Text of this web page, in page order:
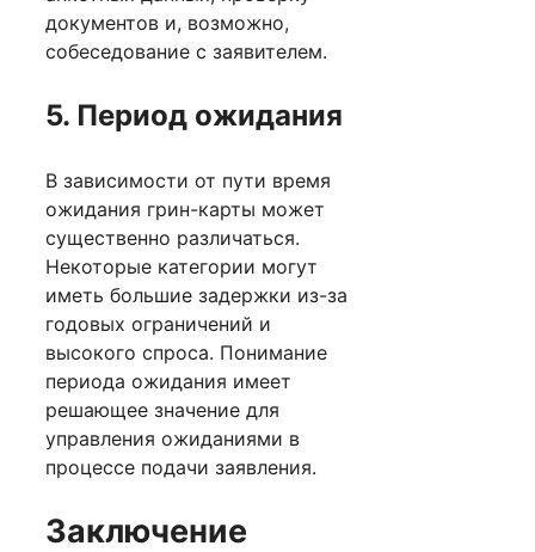
документов и, возможно,
собеседование с заявителем.
5. Период ожидания
В зависимости от пути время
ожидания грин-карты может
существенно различаться.
Некоторые категории могут
иметь большие задержки из-за
годовых ограничений и
высокого спроса. Понимание
периода ожидания имеет
решающее значение для
управления ожиданиями в
процессе подачи заявления.
Заключение